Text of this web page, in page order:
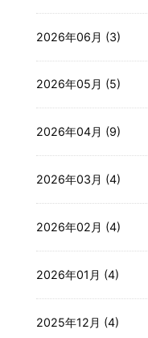
2026年06月 (3)
2026年05月 (5)
2026年04月 (9)
2026年03月 (4)
2026年02月 (4)
2026年01月 (4)
2025年12月 (4)